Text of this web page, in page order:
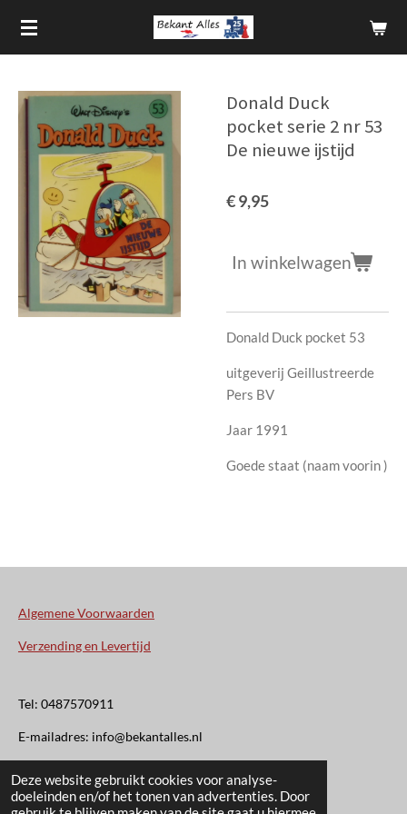
Deze website gebruikt cookies voor analyse-
doeleinden en/of het tonen van advertenties. Door
Ga
direct
hoofdinhoud
Donald Duck
pocket serie 2 nr 53
De nieuwe ijstijd
€ 9,95
In winkelwagen
Donald Duck pocket 53
uitgeverij Geillustreerde
Pers BV
Jaar 1991
Goede staat (naam voorin )
Algemene Voorwaarden
Verzending en Levertijd
Tel: 0487570911
E-mailadres: info@bekantalles.nl
Rooysestraat 4